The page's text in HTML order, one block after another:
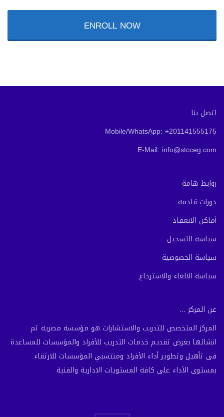
ENROLL NOW
اتصل بنا
Mobile/WhatsApp: +201141555175
E-Mail: info@stcceg.com
روابط هامة
دورات قادمة
أماكن الانعقاد
سياسة التسجيل
سياسة الخصوصية
سياسة الالغاء والاسترجاع
عن المركز ...
المركز المتخصص للتدريب والاستشارات هو مؤسسة مصرية تم
انشائها بغرض تقديم خدمات التدريب للأفراد والمؤسسات للمساعدة
فى تأهيل وتطوير أداء الأفراد ومنتسبي المؤسسات للارتقاء
بمستوى الأداء على كافة المستويات الادارية والفنية